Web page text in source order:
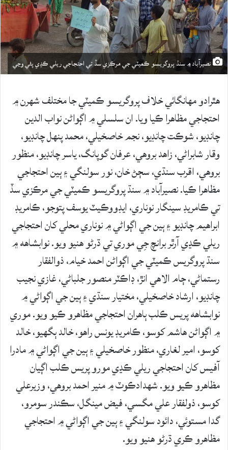
نصيرآباد ۾ سنڌ پروگريسو ڪميٽي جي مرڪزي سڏ تي احتجاجي ريلي ڪڍي پئي وڃي
هٿرادو مهانگائي خلاف پروگريسو ڪميٽي جا مختلف شهرن ۾
احتجاجي مظاهرا ڪيا ويا. ان سلسلي ۾ اڳواڻن نواب الدين
چانڊيو، شوڪت چانڊيو، نجم خاصخيلي، محمد پنھل چانڊيو،
وقار شابراڻي، زاهد بروهي، عرفان گوپانگ، ياسر چانڊيو، منظور
بروهي، اقرب سنڌي، سڄڻ خان، نور سولنگي ۽ ٻين احتجاجي
مظاهرا ڪيا. نصيرآباد ۾ سنڌ پروگريسو ڪميٽي جي مرڪزي سڏ
تي ڪامريڊ سينگار نوناري، ايڊووڪيٽ يوسف پتوجو، ڪامريڊ
ابراهيم چانڊيو ۽ ٻين جي اڳواڻي ۾ نوناري محلي کان احتجاجي
ريلي ڪڍي آرٿر برانچ جِي موري تي ڌرڻو هنيو ويو. نوابشاهه ۾
سنڌ پروگريس ڪميٽي جي اڳواڻن احمد خيام، ذوالفقار
رستماڻي، ڄام الاھي انڙ، ڊاڪٽر منصور جلباڻي، غازي نجيب
چانڊيو، ارشاد خاصخيلي، مختيار سنڌي ۽ ٻين جي اڳواڻي ۾
نوابشاهه پريس ڪلب ٻاهران احتجاجي مظاهرو ڪيو ويو. موري
۾ اڳواڻن ھاشم کوسو، ڪامريڊ يونس راھو، خالد ٻگھيو، خالد
کوسو، امير لغاري، منظور خاصخيلي ۽ ٻين جي اڳواڻي ۾ مادرا
آفيس کان احتجاجي ريلي ڪڍي مورو پريس ڪلب اڳيان
مظاهرو ڪيو ويو. شهدادڪوٽ ۾ منير احمد بروهي، وزيرعلي
کوسو، ذولفقار علي مگسي، فيض مينگل، سڪندر سومرو،
گدا مستوئي، دائود سولنگي ۽ ٻين جي اڳواڻي ۾ احتجاجي
مظاهرو ڪري ڌرڻو هنيو ويو.